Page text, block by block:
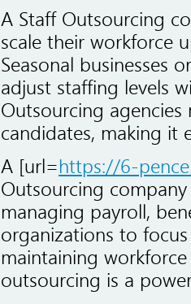
A Staff Outsourcing
scale their workforce
Seasonal businesses
adjust staffing levels
Outsourcing
candidates, making it
A [url=https://6-
Outsourcing
managing payroll,
organizations to
maintaining
outsourcing is a